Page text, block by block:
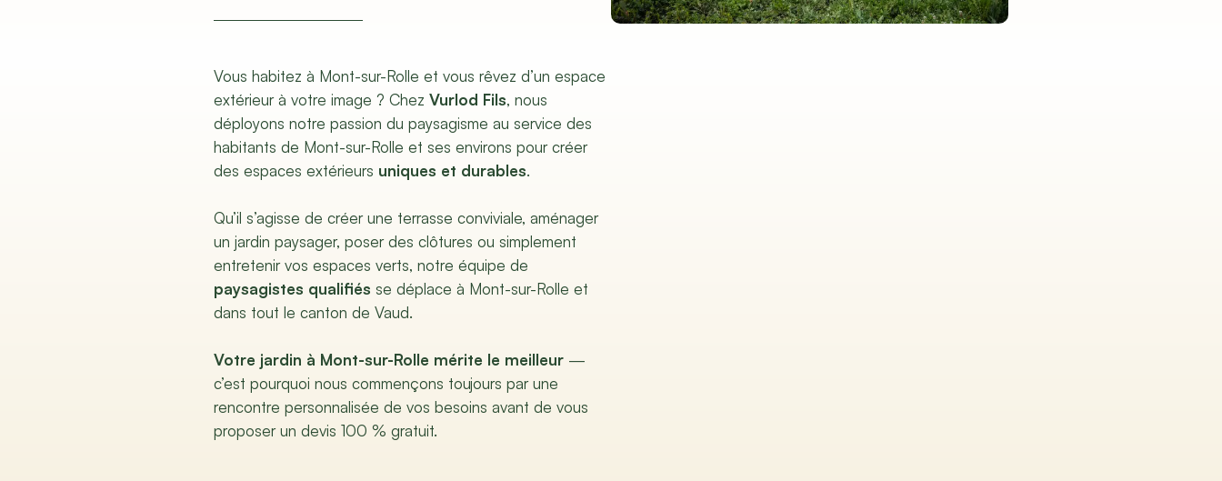
Vous habitez à Mont-sur-Rolle et vous rêvez d’un espace
extérieur à votre image ? ChezVurlod Fils, nous
déployons notre passion du paysagisme au service des
habitants de Mont-sur-Rolle et ses environs pour créer
des espaces extérieurs uniques et durables.
Qu’il s’agisse de créer une terrasse conviviale, aménager
un jardin paysager, poser des clôtures ou simplement
entretenir vos espaces verts, notre équipe de
paysagistes qualifiés se déplace à Mont-sur-Rolle et
dans tout le canton de Vaud.
Votre jardin à Mont-sur-Rolle mérite le meilleur —
c’est pourquoi nous commençons toujours par une
rencontre personnalisée de vos besoins avant de vous
proposer un devis 100 % gratuit.